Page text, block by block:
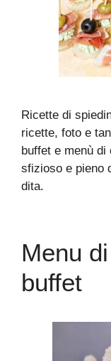
Ricette di
ricette, foto e
buffet e menù di
sfizioso e pieno
dita.
Menu
buffet